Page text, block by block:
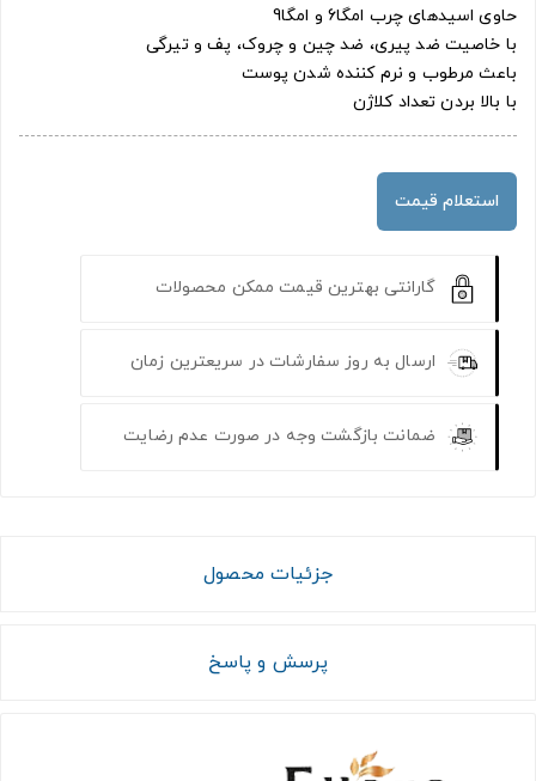
حاوی اسیدهای چرب امگا6 و امگا9
با خاصیت ضد پیری، ضد چین و چروک، پف و تیرگی
باعث مرطوب و نرم کننده شدن پوست
با بالا بردن تعداد کلاژن
استعلام قیمت
گارانتی بهترین قیمت ممکن محصولات
ارسال به روز سفارشات در سریعترین زمان
ضمانت بازگشت وجه در صورت عدم رضایت
جزئیات محصول
پرسش و پاسخ